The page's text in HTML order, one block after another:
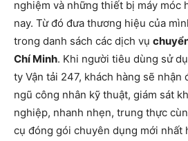
nghiệm và những thiết bị máy móc
nay. Từ đó đưa thương hiệu của
trong danh sách các dịch vụ
Chí Minh. Khi người tiêu dùng sử
ty Vận tải 247, khách hàng sẽ
ngũ công nhân kỹ thuật, giám sát
nghiệp, nhanh nhẹn, trung thực
cụ đóng gói chuyên dụng mới nhất